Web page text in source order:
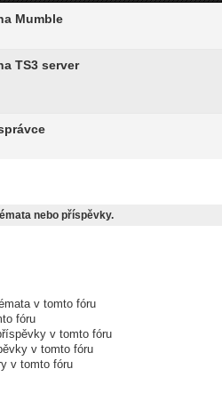
Mumble
TS3 server
nebo příspěvky.
v tomto fóru
fóru
v tomto fóru
v tomto fóru
v tomto fóru